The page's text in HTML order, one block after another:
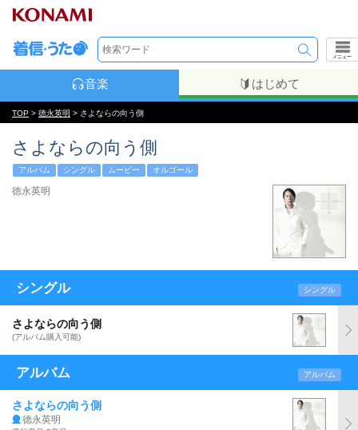
メニュー
音楽 はじめて
TOP > 徳永英明 > さよならの向う側
さよならの向う側
アルバム シングル ムービー オルゴール
徳永英明
シングル シングル
さよならの向う側
(アルバム購入可能)
アルバム アルバム
さよならの向う側
德永英明